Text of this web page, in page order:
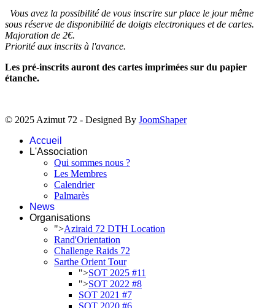
Vous avez la possibilité de vous inscrire sur place le jour même
sous réserve de disponibilité de doigts electroniques et de cartes.
Majoration de 2€.
Priorité aux inscrits à l'avance.
Les pré-inscrits auront des cartes imprimées sur du papier
étanche.
© 2025 Azimut 72 - Designed By JoomShaper
Accueil
L'Association
Qui sommes nous ?
Les Membres
Calendrier
Palmarès
News
Organisations
">Aziraid 72 DTH Location
Rand'Orientation
Challenge Raids 72
Sarthe Orient Tour
">SOT 2025 #11
">SOT 2022 #8
SOT 2021 #7
SOT 2020 #6